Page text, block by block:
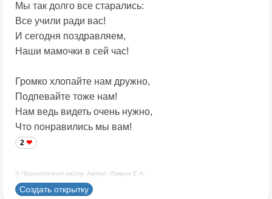
Мы так долго все старались:
Все учили ради вас!
И сегодня поздравляем,
Наши мамочки в сей час!
Громко хлопайте нам дружно,
Подпевайте тоже нам!
Нам ведь видеть очень нужно,
Что понравились мы вам!
2
© Принадлежит сайту. Автор: Лаврик Е.А.
Создать открытку